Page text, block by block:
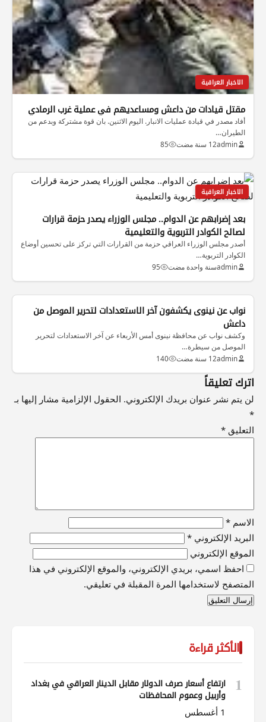
الاخبار العراقية
مقتل قيادات من داعش ومساعديهم في عملية غرب الرمادي
أفاد مصدر في قيادة عمليات الانبار. اليوم الاثنين. بان قوة مشتركة وبدعم من
الطيران…
admin12 سنة مضت 85
الاخبار العراقية
بعد إضرابهم عن الدوام.. مجلس الوزراء يصدر حزمة قرارات
لصالح الكوادر التربوية والتعليمية
أصدر مجلس الوزراء العراقي حزمة من القرارات التي تركز على تحسين أوضاع
الكوادر التربوية…
adminسنة واحدة مضت 95
الاخبار العراقية
نواب عن نينوى يكشفون آخر الاستعدادات لتحرير الموصل من
داعش
وكشف نواب عن محافظة نينوى أمس الأربعاء عن آخر الاستعدادات لتحرير
الموصل من سيطرة…
admin12 سنة مضت 140
اترك تعليقاً
لن يتم نشر عنوان بريدك الإلكتروني. الحقول الإلزامية مشار إليها بـ
*
التعليق *
الاسم *
البريد الإلكتروني *
الموقع الإلكتروني
احفظ اسمي، بريدي الإلكتروني، والموقع الإلكتروني في هذا
المتصفح لاستخدامها المرة المقبلة في تعليقي.
الأكثر قراءة
1
ارتفاع أسعار صرف الدولار مقابل الدينار العراقي في بغداد
وأربيل وعموم المحافظات
1 أغسطس